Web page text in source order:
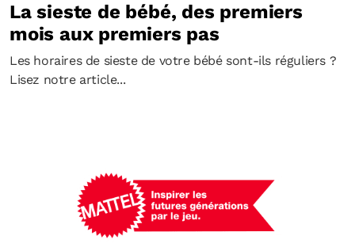
La sieste de bébé, des premiers
mois aux premiers pas
Les horaires de sieste de votre bébé sont-ils réguliers ?
Lisez notre article...